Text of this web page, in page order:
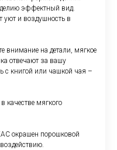
эффектный вид.
уют и воздушность в
на детали, мягкое
отвечают за вашу
с книгой или чашкой чая –
мягкого
порошковой